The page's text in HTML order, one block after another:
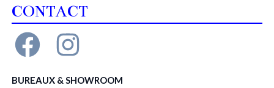
CONTACT
BUREAUX & SHOWROOM